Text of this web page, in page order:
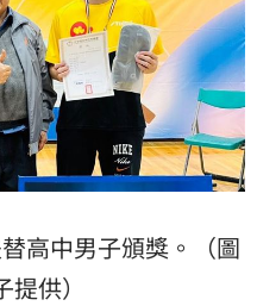
高中男子頒獎。（圖
供）